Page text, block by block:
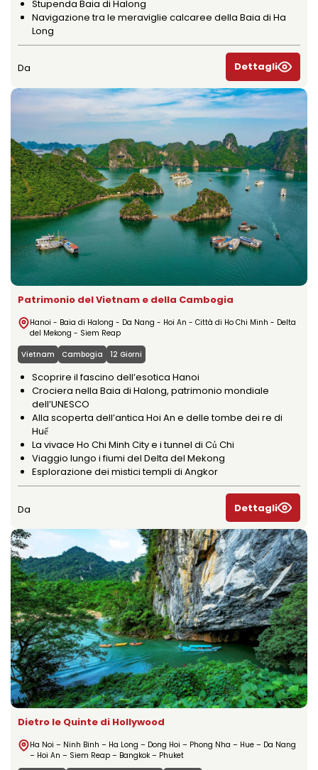
Stupenda Baia di Halong
Navigazione tra le meraviglie calcaree della Baia di Ha
Long
Da Dettagli
Patrimonio del Vietnam e della Cambogia
Hanoi - Baia di Halong - Da Nang - Hoi An - Città di Ho Chi Minh - Delta
del Mekong - Siem Reap
Vietnam
Cambogia 12 Giorni
Scoprire il fascino dell’esotica Hanoi
Crociera nella Baia di Halong, patrimonio mondiale
dell’UNESCO
Alla scoperta dell’antica Hoi An e delle tombe dei re di
Huế
La vivace Ho Chi Minh City e i tunnel di Củ Chi
Viaggio lungo i fiumi del Delta del Mekong
Esplorazione dei mistici templi di Angkor
Da Dettagli
Dietro le Quinte di Hollywood
Ha Noi – Ninh Binh – Ha Long – Dong Hoi – Phong Nha – Hue – Da Nang
– Hoi An – Siem Reap – Bangkok – Phuket